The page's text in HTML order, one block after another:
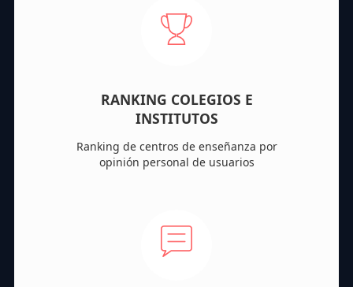
RANKING COLEGIOS E
INSTITUTOS
Ranking de centros de enseñanza por
opinión personal de usuarios